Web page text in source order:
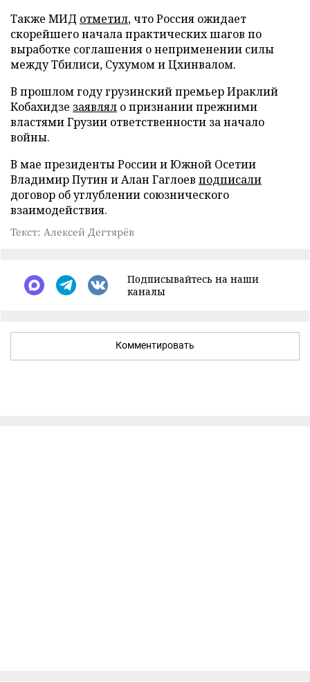
Также МИД отметил, что Россия ожидает
скорейшего начала практических шагов по
выработке соглашения о неприменении силы
между Тбилиси, Сухумом и Цхинвалом.
В прошлом году грузинский премьер Ираклий
Кобахидзе заявлял о признании прежними
властями Грузии ответственности за начало
войны.
В мае президенты России и Южной Осетии
Владимир Путин и Алан Гаглоев подписали
договор об углублении союзнического
взаимодействия.
Текст: Алексей Дегтярёв
Подписывайтесь на наши
каналы
Комментировать